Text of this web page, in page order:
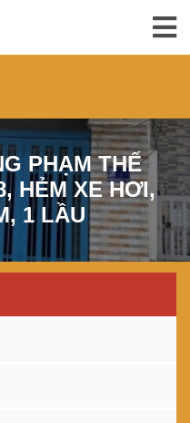
PHẠM THẾ
HẺM XE HƠI,
1 LẦU